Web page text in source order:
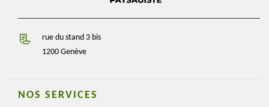
rue du stand 3 bis
1200 Genève
NOS SERVICES